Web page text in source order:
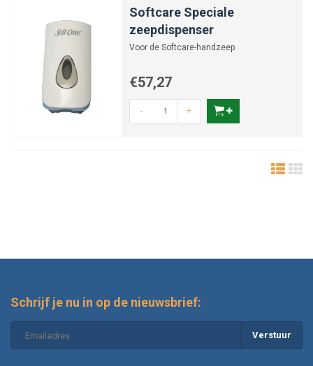
Softcare Speciale
zeepdispenser
Voor de Softcare-handzeep
€57,27
- +
Schrijf je nu in op de nieuwsbrief:
Verstuur